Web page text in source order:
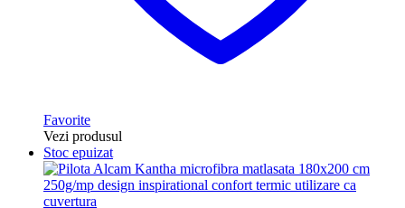
Favorite
Vezi produsul
Stoc epuizat